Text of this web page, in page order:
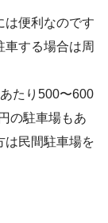
は便利なのです
する場合は周
たり500〜600
の駐車場もあ
は民間駐車場を